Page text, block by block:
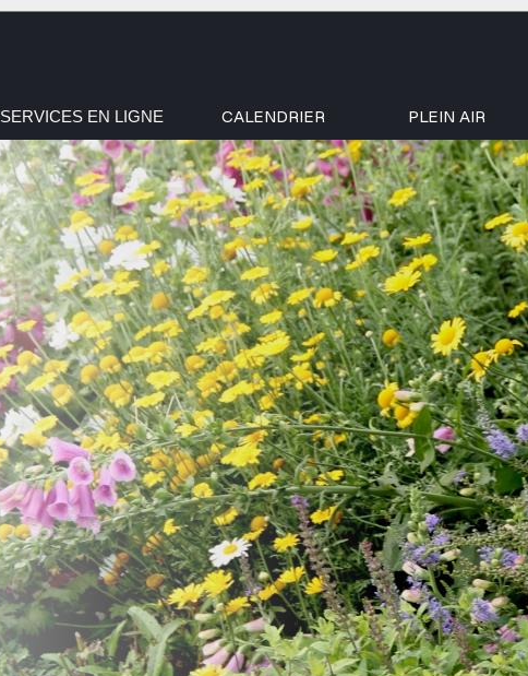
SERVICES EN LIGNE CALENDRIER PLEIN AIR